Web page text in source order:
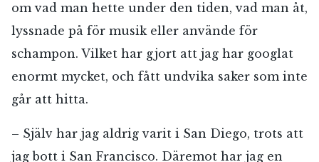
om vad man hette under den tiden, vad man åt,
lyssnade på för musik eller använde för
schampon. Vilket har gjort att jag har googlat
enormt mycket, och fått undvika saker som inte
går att hitta.
– Själv har jag aldrig varit i San Diego, trots att
jag bott i San Francisco. Däremot har jag en